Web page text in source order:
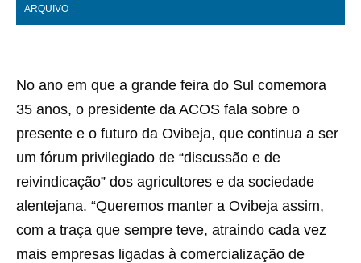
ARQUIVO
No ano em que a grande feira do Sul comemora
35 anos, o presidente da ACOS fala sobre o
presente e o futuro da Ovibeja, que continua a ser
um fórum privilegiado de “discussão e de
reivindicação” dos agricultores e da sociedade
alentejana. “Queremos manter a Ovibeja assim,
com a traça que sempre teve, atraindo cada vez
mais empresas ligadas à comercialização de